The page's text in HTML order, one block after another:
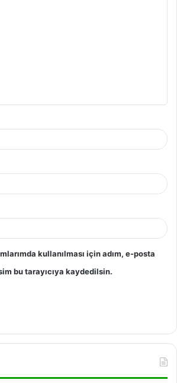
kullanılması için adım, e-posta
bu tarayıcıya kaydedilsin.